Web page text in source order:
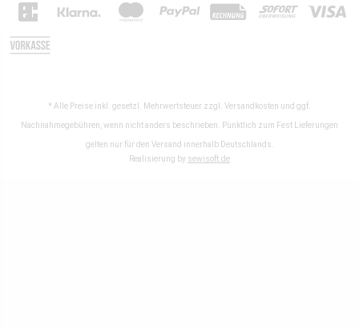
* Alle Preise inkl. gesetzl. Mehrwertsteuer zzgl. Versandkosten und ggf.
Nachnahmegebühren, wenn nicht anders beschrieben. Pünktlich zum Fest Lieferungen
gelten nur für den Versand innerhalb Deutschlands.
Realisierung by sewisoft.de